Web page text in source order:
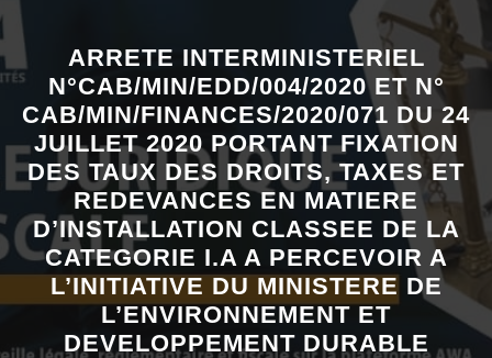
MON COMPTE
AWASHOP
VEILLE JURIDIQUE ET FISCALE
LES ANALYSES
ARRETE INTERMINISTERIEL
N°CAB/MIN/EDD/004/2020 ET N°
CAB/MIN/FINANCES/2020/071 DU 24
JUILLET 2020 PORTANT FIXATION
DES TAUX DES DROITS, TAXES ET
REDEVANCES EN MATIERE
D’INSTALLATION CLASSEE DE LA
CATEGORIE I.A A PERCEVOIR A
L’INITIATIVE DU MINISTERE DE
L’ENVIRONNEMENT ET
DEVELOPPEMENT DURABLE